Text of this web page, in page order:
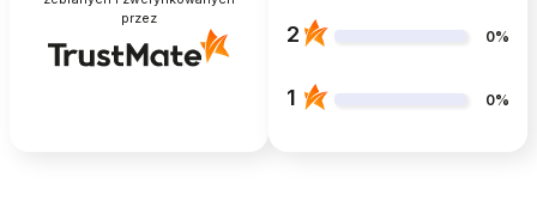
przez
2 0%
1 0%